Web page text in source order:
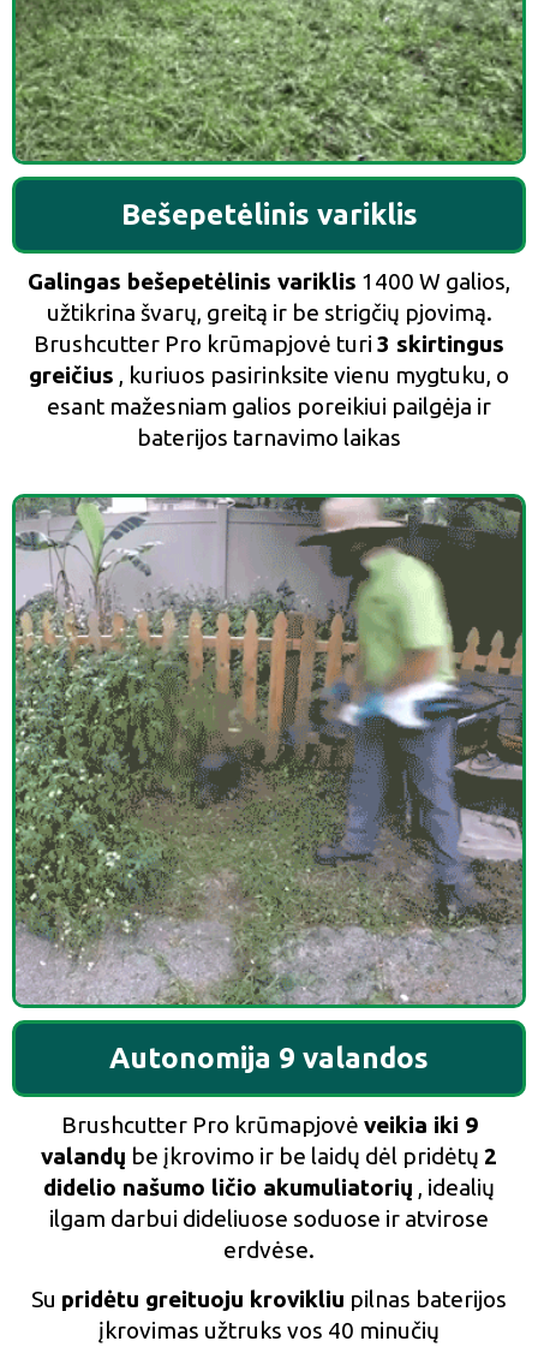
Bešepetėlinis variklis
Galingas bešepetėlinis variklis 1400 W galios,
užtikrina švarų, greitą ir be strigčių pjovimą.
Brushcutter Pro krūmapjovė turi 3 skirtingus
greičius , kuriuos pasirinksite vienu mygtuku, o
esant mažesniam galios poreikiui pailgėja ir
baterijos tarnavimo laikas
Autonomija 9 valandos
Brushcutter Pro krūmapjovė veikia iki 9
valandų be įkrovimo ir be laidų dėl pridėtų 2
didelio našumo ličio akumuliatorių , idealių
ilgam darbui dideliuose soduose ir atvirose
erdvėse.
Su pridėtu greituoju krovikliu pilnas baterijos
įkrovimas užtruks vos 40 minučių